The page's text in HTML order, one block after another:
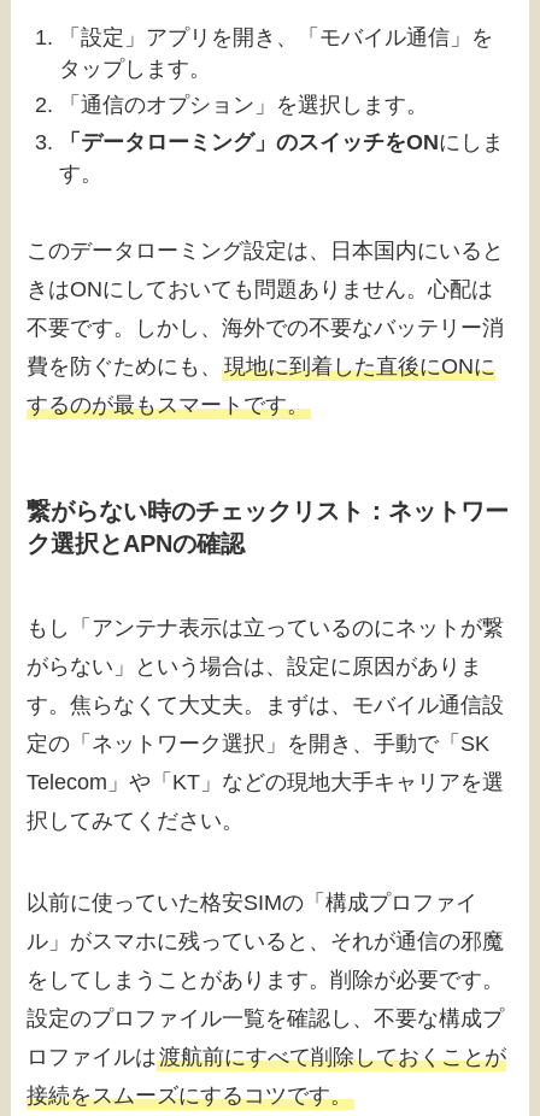
「設定」アプリを開き、「モバイル通信」を
タップします。
「通信のオプション」を選択します。
「データローミング」のスイッチをONにしま
す。
このデータローミング設定は、日本国内にいると
きはONにしておいても問題ありません。心配は
不要です。しかし、海外での不要なバッテリー消
費を防ぐためにも、現地に到着した直後にONに
するのが最もスマートです。
繋がらない時のチェックリスト：ネットワー
ク選択とAPNの確認
もし「アンテナ表示は立っているのにネットが繋
がらない」という場合は、設定に原因がありま
す。焦らなくて大丈夫。まずは、モバイル通信設
定の「ネットワーク選択」を開き、手動で「SK
Telecom」や「KT」などの現地大手キャリアを選
択してみてください。
以前に使っていた格安SIMの「構成プロファイ
ル」がスマホに残っていると、それが通信の邪魔
をしてしまうことがあります。削除が必要です。
設定のプロファイル一覧を確認し、不要な構成プ
ロファイルは渡航前にすべて削除しておくことが
接続をスムーズにするコツです。